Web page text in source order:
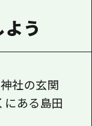
う
社の玄関
にある島田